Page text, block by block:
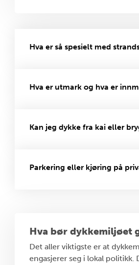
Hva er så spesielt med
Hva er utmark og hva er
Kan jeg dykke fra kai eller
Parkering eller kjøring på
Hva bør dykkemiljøet
Det aller viktigste er at
engasjerer seg i lokal politikk.